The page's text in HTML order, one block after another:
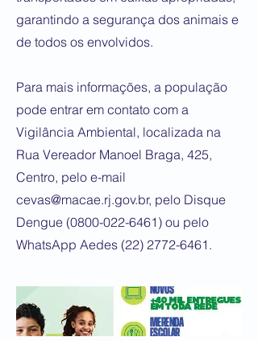
garantindo a segurança dos animais e
de todos os envolvidos.
Para mais informações, a população
pode entrar em contato com a
Vigilância Ambiental, localizada na
Rua Vereador Manoel Braga, 425,
Centro, pelo e-mail
cevas@macae.rj.gov.br, pelo Disque
Dengue (0800-022-6461) ou pelo
WhatsApp Aedes (22) 2772-6461 .